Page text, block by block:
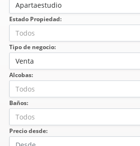
Apartaestudio
Estado Propiedad:
Todos
Tipo de negocio:
Venta
Alcobas:
Todos
Baños:
Todos
Precio desde: